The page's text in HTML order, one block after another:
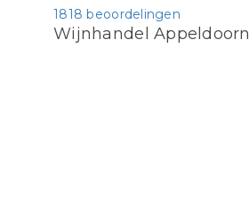
Wijnhandel Appeldoorn
1818 beoordelingen